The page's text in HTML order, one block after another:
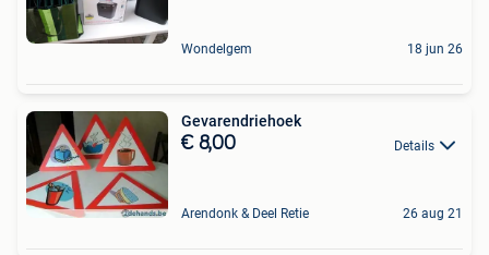
Wondelgem 18 jun 26
Gevarendriehoek
€ 8,00 Details
Arendonk & Deel Retie 26 aug 21